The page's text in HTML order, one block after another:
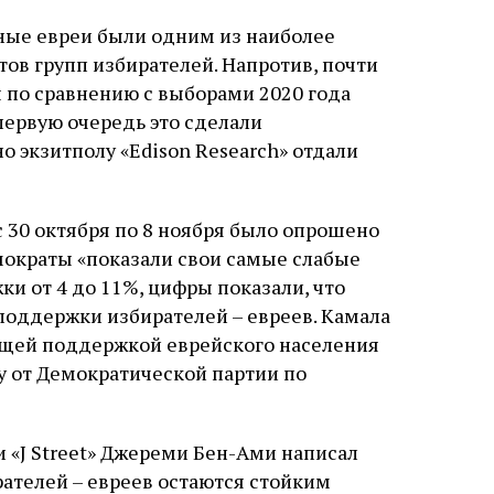
евреи были одним из наиболее
групп избирателей. Напротив, почти
сравнению с выборами 2020 года
очередь это сделали
экзитполу «Edison Research» отдали
30 октября по 8 ноября было опрошено
«показали свои самые слабые
от 4 до 11%, цифры показали, что
избирателей – евреев. Камала
поддержкой еврейского населения
от Демократической партии по
«J Street» Джереми Бен-Ами написал
– евреев остаются стойким